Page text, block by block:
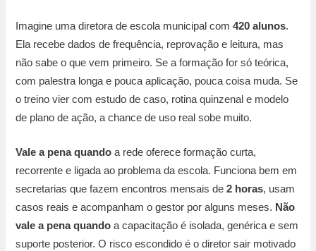
Imagine uma diretora de escola municipal com420 alunos.
Ela recebe dados de frequência, reprovação e leitura, mas
não sabe o que vem primeiro. Se a formação for só teórica,
com palestra longa e pouca aplicação, pouca coisa muda. Se
o treino vier com estudo de caso, rotina quinzenal e modelo
de plano de ação, a chance de uso real sobe muito.
Vale a pena quando a rede oferece formação curta,
recorrente e ligada ao problema da escola. Funciona bem em
secretarias que fazem encontros mensais de2 horas, usam
casos reais e acompanham o gestor por alguns meses. Não
vale a pena quando a capacitação é isolada, genérica e sem
suporte posterior. O risco escondido é o diretor sair motivado